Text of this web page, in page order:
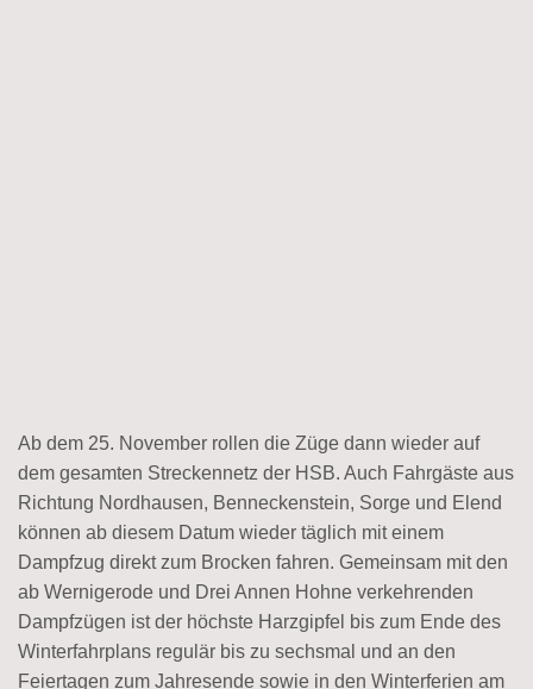
Ab dem 25. November rollen die Züge dann wieder auf
dem gesamten Streckennetz der HSB. Auch Fahrgäste aus
Richtung Nordhausen, Benneckenstein, Sorge und Elend
können ab diesem Datum wieder täglich mit einem
Dampfzug direkt zum Brocken fahren. Gemeinsam mit den
ab Wernigerode und Drei Annen Hohne verkehrenden
Dampfzügen ist der höchste Harzgipfel bis zum Ende des
Winterfahrplans regulär bis zu sechsmal und an den
Feiertagen zum Jahresende sowie in den Winterferien am